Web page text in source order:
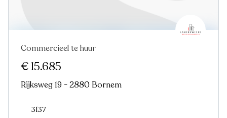
Commercieel te huur
€ 15.685
Rijksweg 19 - 2880 Bornem
3137